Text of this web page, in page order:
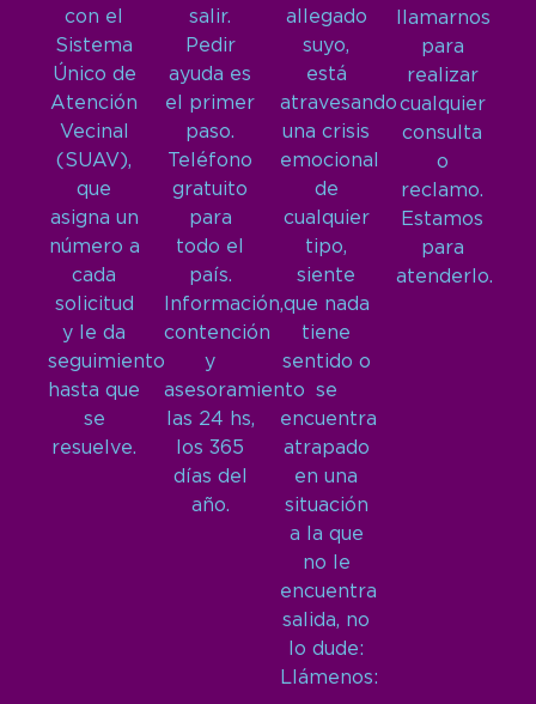
con el
Sistema
Único de
Atención
Vecinal
(SUAV),
que
asigna un
número a
cada
solicitud
y le da
seguimiento
hasta que
se
resuelve.
salir.
Pedir
ayuda es
el primer
paso.
Teléfono
gratuito
para
todo el
país.
Información,
contención
y
asesoramiento
las 24 hs,
los 365
días del
año.
allegado
suyo,
está
atravesando
una crisis
emocional
de
cualquier
tipo,
siente
que nada
tiene
sentido o
se
encuentra
atrapado
en una
situación
a la que
no le
encuentra
salida, no
lo dude:
Llámenos:
llamarnos
para
realizar
cualquier
consulta
o
reclamo.
Estamos
para
atenderlo.